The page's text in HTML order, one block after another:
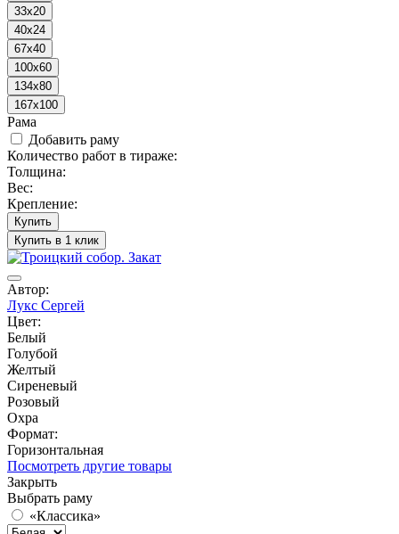
33x20
40x24
67x40
100x60
134x80
167x100
Рама
Добавить раму
Количество работ в тираже:
Толщина:
Вес:
Крепление:
Купить
Купить в 1 клик
Автор:
Лукс Сергей
Цвет:
Белый
Голубой
Желтый
Сиреневый
Розовый
Охра
Формат:
Горизонтальная
Посмотреть другие товары
Закрыть
Выбрать раму
«Классика»